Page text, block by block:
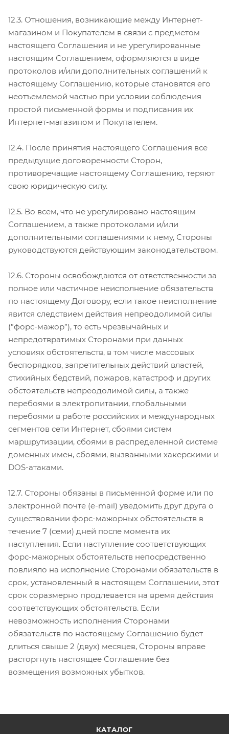
12.3. Отношения, возникающие между Интернет-
магазином и Покупателем в связи с предметом
настоящего Соглашения и не урегулированные
настоящим Соглашением, оформляются в виде
протоколов и/или дополнительных соглашений к
настоящему Соглашению, которые становятся его
неотъемлемой частью при условии соблюдения
простой письменной формы и подписания их
Интернет-магазином и Покупателем.
12.4. После принятия настоящего Соглашения все
предыдущие договоренности Сторон,
противоречащие настоящему Соглашению, теряют
свою юридическую силу.
12.5. Во всем, что не урегулировано настоящим
Соглашением, а также протоколами и/или
дополнительными соглашениями к нему, Стороны
руководствуются действующим законодательством.
12.6. Стороны освобождаются от ответственности за
полное или частичное неисполнение обязательств
по настоящему Договору, если такое неисполнение
явится следствием действия непреодолимой силы
(”форс-мажор”), то есть чрезвычайных и
непредотвратимых Сторонами при данных
условиях обстоятельств, в том числе массовых
беспорядков, запретительных действий властей,
стихийных бедствий, пожаров, катастроф и других
обстоятельств непреодолимой силы, а также
перебоями в электропитании, глобальными
перебоями в работе российских и международных
сегментов сети Интернет, сбоями систем
маршрутизации, сбоями в распределенной системе
доменных имен, сбоями, вызванными хакерскими и
DOS-атаками.
12.7. Стороны обязаны в письменной форме или по
электронной почте (e-mail) уведомить друг друга о
существовании форс-мажорных обстоятельств в
течение 7 (семи) дней после момента их
наступления. Если наступление соответствующих
форс-мажорных обстоятельств непосредственно
повлияло на исполнение Сторонами обязательств в
срок, установленный в настоящем Соглашении, этот
срок соразмерно продлевается на время действия
соответствующих обстоятельств. Если
невозможность исполнения Сторонами
обязательств по настоящему Соглашению будет
длиться свыше 2 (двух) месяцев, Стороны вправе
расторгнуть настоящее Соглашение без
возмещения возможных убытков.
КАТАЛОГ